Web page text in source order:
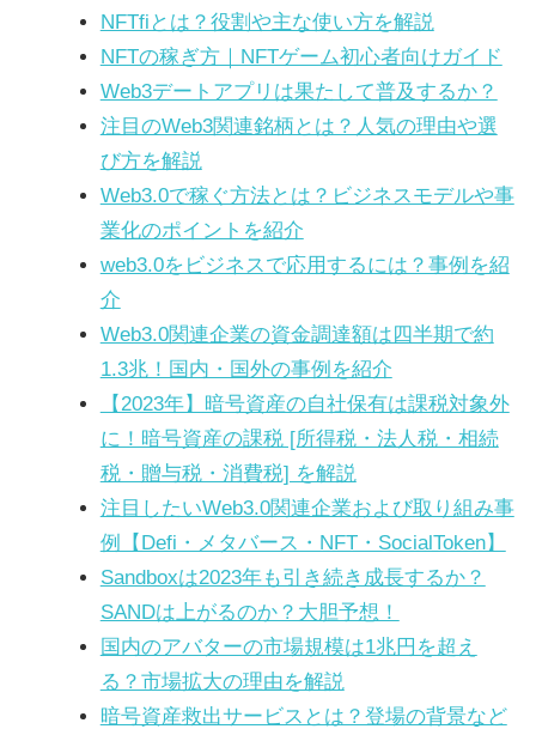
NFTfiとは？役割や主な使い方を解説
NFTの稼ぎ方｜NFTゲーム初心者向けガイド
Web3デートアプリは果たして普及するか？
注目のWeb3関連銘柄とは？人気の理由や選
び方を解説
Web3.0で稼ぐ方法とは？ビジネスモデルや事
業化のポイントを紹介
web3.0をビジネスで応用するには？事例を紹
介
Web3.0関連企業の資金調達額は四半期で約
1.3兆！国内・国外の事例を紹介
【2023年】暗号資産の自社保有は課税対象外
に！暗号資産の課税 [所得税・法人税・相続
税・贈与税・消費税] を解説
注目したいWeb3.0関連企業および取り組み事
例【Defi・メタバース・NFT・SocialToken】
Sandboxは2023年も引き続き成長するか？
SANDは上がるのか？大胆予想！
国内のアバターの市場規模は1兆円を超え
る？市場拡大の理由を解説
暗号資産救出サービスとは？登場の背景など